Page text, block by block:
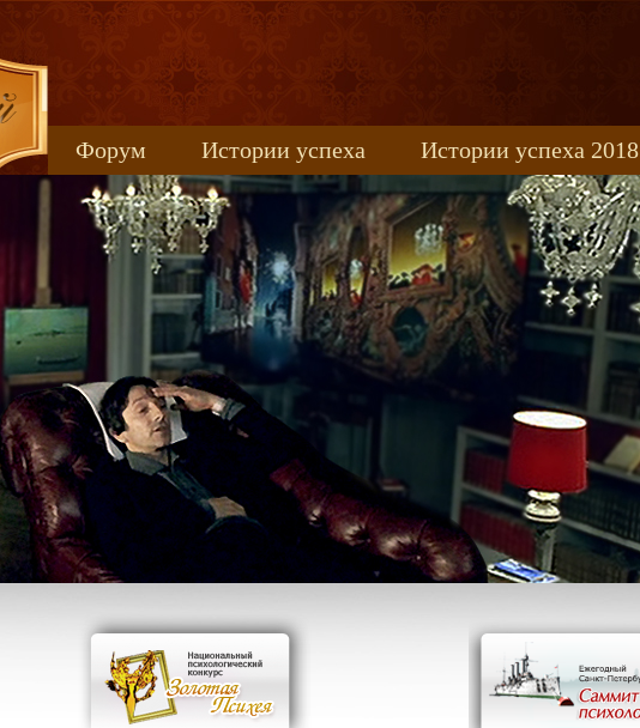
Форум Истории успеха
Истории успеха 2018
Книжные новинки
uspeh_2017